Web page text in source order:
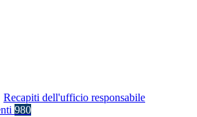
Recapiti dell'ufficio responsabile
980